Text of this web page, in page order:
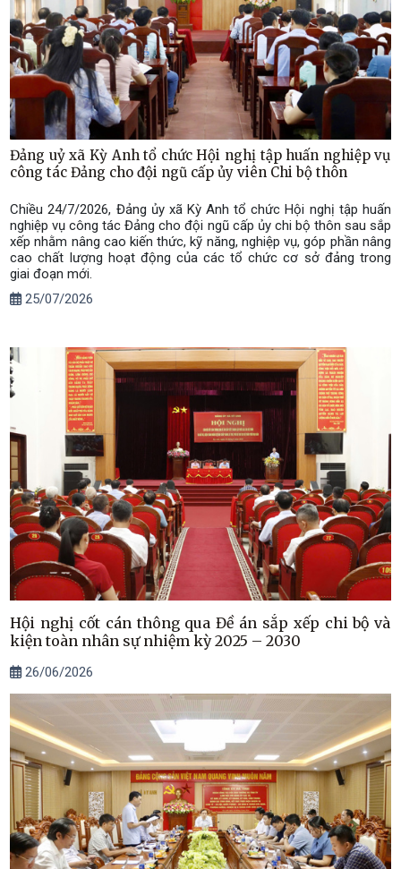
Đảng uỷ xã Kỳ Anh tổ chức Hội nghị tập huấn nghiệp vụ
công tác Đảng cho đội ngũ cấp ủy viên Chi bộ thôn
Chiều 24/7/2026, Đảng ủy xã Kỳ Anh tổ chức Hội nghị tập huấn
nghiệp vụ công tác Đảng cho đội ngũ cấp ủy chi bộ thôn sau sắp
xếp nhằm nâng cao kiến thức, kỹ năng, nghiệp vụ, góp phần nâng
cao chất lượng hoạt động của các tổ chức cơ sở đảng trong
giai đoạn mới.
25/07/2026
Hội nghị cốt cán thông qua Đề án sắp xếp chi bộ và
kiện toàn nhân sự nhiệm kỳ 2025 – 2030
26/06/2026